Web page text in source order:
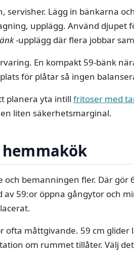
servisher. Lägg in bänkarna
upplägg. Använd djupet
-upplägg där flera jobbar
En kompakt 59-bänk
för plåtar så ingen
planera yta intill fritoser med
liten säkerhetsmarginal.
bemanningen fler. Där gör
59:or öppna gångytor och
måttgivande. 59 cm glider
om rummet tillåter. Välj